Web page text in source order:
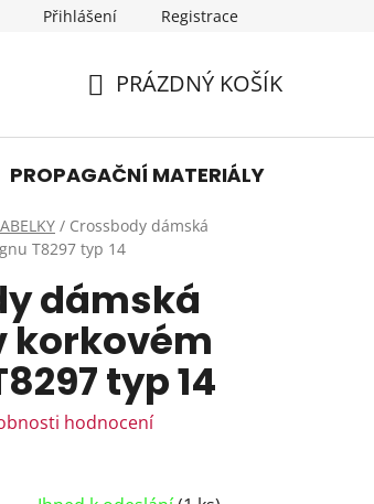
Obchodní podmínky Podmínky ochrany
Přihlášení Registrace
KOŠÍK
PRÁZDNÝ KOŠÍK
PROPAGAČNÍ MATERIÁLY
/ Crossbody dámská
T8297 typ 14
dámská
korkovém
typ 14
hodnocení